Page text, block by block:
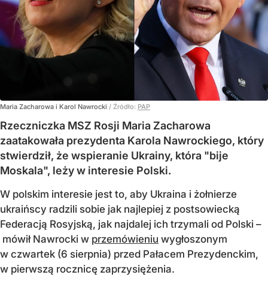
Maria Zacharowa i Karol Nawrocki / Źródło: PAP
Rzeczniczka MSZ Rosji Maria Zacharowa
zaatakowała prezydenta Karola Nawrockiego, który
stwierdził, że wspieranie Ukrainy, która "bije
Moskala", leży w interesie Polski.
W polskim interesie jest to, aby Ukraina i żołnierze
ukraińscy radzili sobie jak najlepiej z postsowiecką
Federacją Rosyjską, jak najdalej ich trzymali od Polski –
mówił Nawrocki w przemówieniu wygłoszonym
w czwartek (6 sierpnia) przed Pałacem Prezydenckim,
w pierwszą rocznicę zaprzysiężenia.